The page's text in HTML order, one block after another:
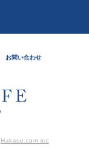
お問い合わせ
Hakase.com inc